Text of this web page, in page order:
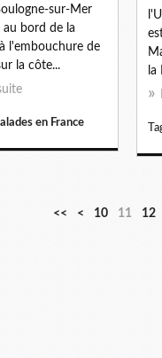
sur-Mer
au bord de la
l'embouchure de
la côte...
en France
la
<< < 10 11 12